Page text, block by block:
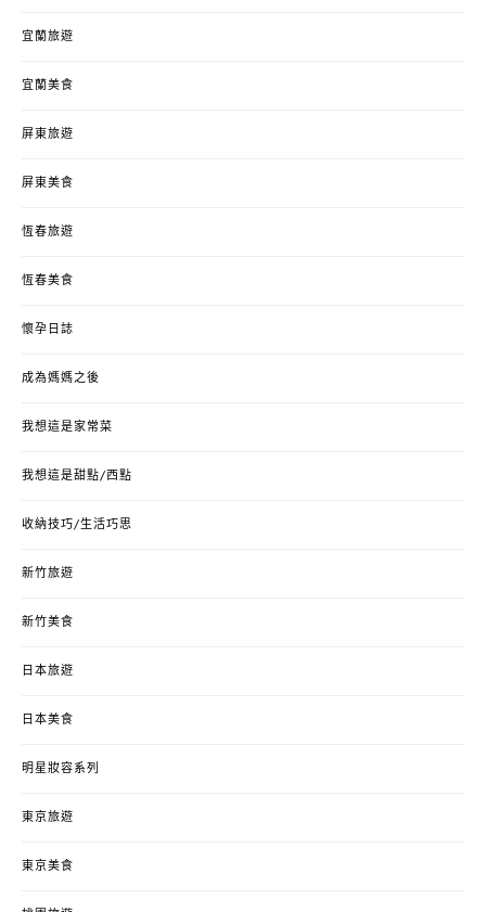
宜蘭旅遊
宜蘭美食
屏東旅遊
屏東美食
恆春旅遊
恆春美食
懷孕日誌
成為媽媽之後
我想這是家常菜
我想這是甜點/西點
收納技巧/生活巧思
新竹旅遊
新竹美食
日本旅遊
日本美食
明星妝容系列
東京旅遊
東京美食